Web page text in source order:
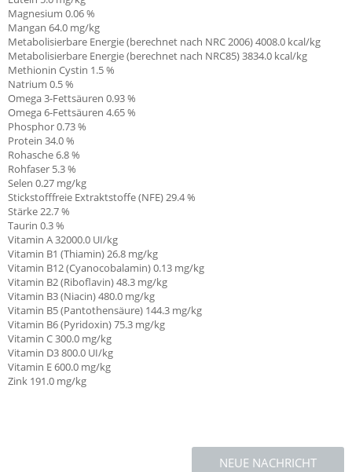
Magnesium 0.06%
Mangan 64.0 mg/kg
Metabolisierbare Energie (berechnet nach NRC 2006)4008.0 kcal/kg
Metabolisierbare Energie (berechnet nach NRC85)3834.0 kcal/kg
Methionin Cystin 1.5%
Natrium 0.5%
Omega 3-Fettsäuren 0.93%
Omega 6-Fettsäuren 4.65%
Phosphor0.73%
Protein 34.0%
Rohasche6.8%
Rohfaser 5.3%
Selen 0.27 mg/kg
Stickstofffreie Extraktstoffe (NFE)29.4%
Stärke22.7%
Taurin 0.3%
Vitamin A32000.0 UI/kg
Vitamin B1 (Thiamin)26.8 mg/kg
Vitamin B12 (Cyanocobalamin)0.13 mg/kg
Vitamin B2 (Riboflavin)48.3 mg/kg
Vitamin B3 (Niacin)480.0 mg/kg
Vitamin B5 (Pantothensäure) 144.3 mg/kg
Vitamin B6 (Pyridoxin)75.3 mg/kg
Vitamin C300.0 mg/kg
Vitamin D3800.0 UI/kg
Vitamin E600.0 mg/kg
Zink 191.0 mg/kg
NEUE NACHRICHT